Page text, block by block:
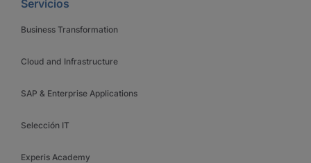
Servicios
Business Transformation
Cloud and Infrastructure
SAP & Enterprise Applications
Selección IT
Experis Academy